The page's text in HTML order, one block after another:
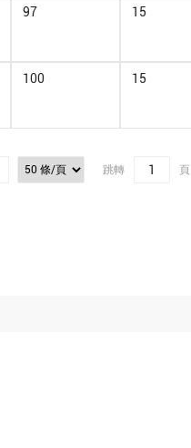
97 15
100 15
跳轉 頁